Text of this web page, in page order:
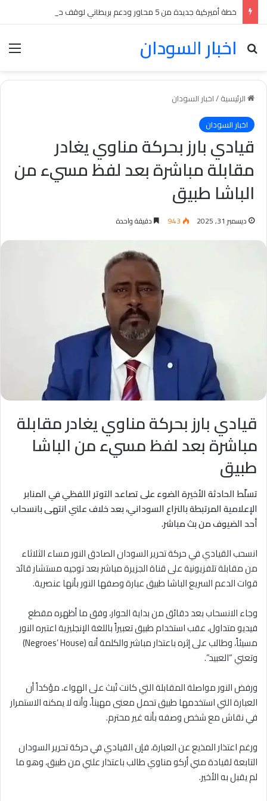
اخبار السودان
بحث عن
الرئيسية/اخبار السودان
اخبار السودان
قيادي بارز بحركة مناوي يغادر
مقابلة مباشرة بعد لفظ مسيء من
الباشا طبيق
ديسمبر 31, 2025 943 دقيقة واحدة
قيادي بارز بحركة مناوي يغادر مقابلة
مباشرة بعد لفظ مسيء من الباشا
طبيق
تسلّط الحادثة الأخيرة الضوء على تصاعد التوتر اللفظي في المنابر
الإعلامية المرتبطة بالنزاع السوداني، بعد خلاف علني انتهى بانسحاب
أحد الضيوف من بث مباشر.
انسحب القيادي في حركة تحرير السودان الصادق النور مساء الثلاثاء
من مقابلة تلفزيونية على قناة الجزيرة مباشر بعد توجيه مستشار قائد
قوات الدعم السريع الباشا طبيق عبارة وصفها النور بأنها عنصرية.
وجاء الانسحاب بعد دقائق من بداية الحوار، وفق ما أظهره مقطع
فيديو متداول، عقب استخدام طبيق تعبيراً باللغة الإنجليزية اعتبره النور
مسيئاً، وطالب على إثره باعتذار مباشر والكلمة أنه (Negroes’ House)
وتعني “العبيد”.
ورفض النور مواصلة المقابلة التي كانت تُبث على الهواء، مؤكداً أن
العبارة التي استخدمها طبيق تحمل معنى مهيناً، وأنه لا يمكنه الاستمرار
في نقاش مع شخص وصفه بأنه غير محترم.
ورغم اعتذار المذيع عن العبارة، فإن القيادي في حركة تحرير السودان
التابعة لقيادة مني أركو مناوي طالب باعتذار علني من طبيق، وهو ما
لم يقبل به الأخير.